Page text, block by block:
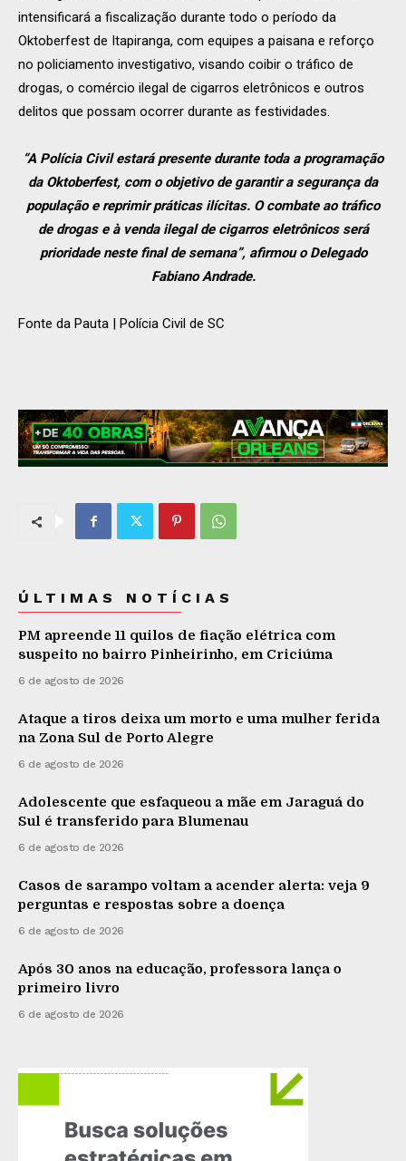
intensificará a fiscalização durante todo o período da
Oktoberfest de Itapiranga, com equipes a paisana e reforço
no policiamento investigativo, visando coibir o tráfico de
drogas, o comércio ilegal de cigarros eletrônicos e outros
delitos que possam ocorrer durante as festividades.
“A Polícia Civil estará presente durante toda a programação
da Oktoberfest, com o objetivo de garantir a segurança da
população e reprimir práticas ilícitas. O combate ao tráfico
de drogas e à venda ilegal de cigarros eletrônicos será
prioridade neste final de semana”, afirmou o Delegado
Fabiano Andrade.
Fonte da Pauta | Polícia Civil de SC
ÚLTIMAS NOTÍCIAS
PM apreende 11 quilos de fiação elétrica com
suspeito no bairro Pinheirinho, em Criciúma
6 de agosto de 2026
Ataque a tiros deixa um morto e uma mulher ferida
na Zona Sul de Porto Alegre
6 de agosto de 2026
Adolescente que esfaqueou a mãe em Jaraguá do
Sul é transferido para Blumenau
6 de agosto de 2026
Casos de sarampo voltam a acender alerta: veja 9
perguntas e respostas sobre a doença
6 de agosto de 2026
Após 30 anos na educação, professora lança o
primeiro livro
6 de agosto de 2026